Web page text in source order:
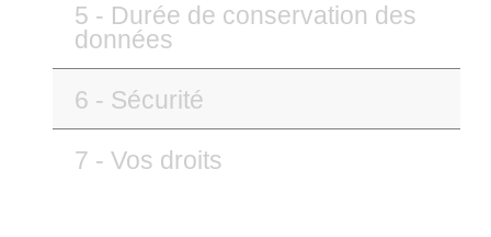
5 - Durée de conservation des
données
6 - Sécurité
7 - Vos droits